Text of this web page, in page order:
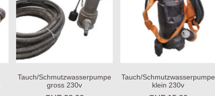
Tauch/Schmutzwasserpumpe
gross 230v
Tauch/Schmutzwasserpumpe
klein 230v